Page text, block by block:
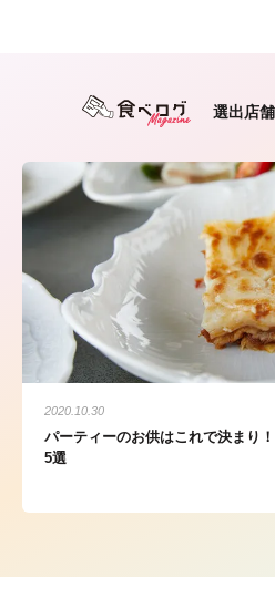
選出店
2020.10.30
パーティーのお供はこれで決まり
5選